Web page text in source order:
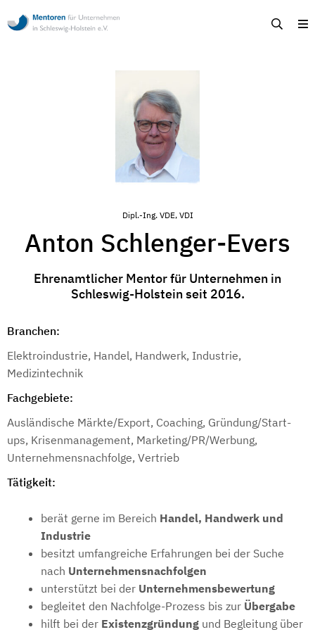
Ehrenamtliche
Unternehmensberatung
Schleswig-
Holstein
Suche
Dipl.-Ing. VDE, VDI
Anton Schlenger-Evers
Ehrenamtlicher Mentor für Unternehmen in
Schleswig-Holstein seit 2016.
Branchen:
Elektroindustrie, Handel, Handwerk, Industrie,
Medizintechnik
Fachgebiete:
Ausländische Märkte/Export, Coaching, Gründung/Start-
ups, Krisenmanagement, Marketing/PR/Werbung,
Unternehmensnachfolge, Vertrieb
Tätigkeit:
berät gerne im Bereich Handel, Handwerk und
Industrie
besitzt umfangreiche Erfahrungen bei der Suche
nach Unternehmensnachfolgen
unterstützt bei der Unternehmensbewertung
begleitet den Nachfolge-Prozess bis zur Übergabe
hilft bei der Existenzgründung und Begleitung über